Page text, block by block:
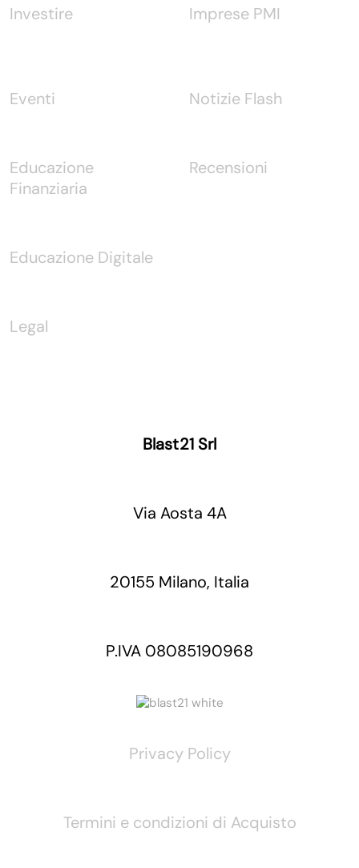
Investire Imprese PMI
Eventi
Educazione
Finanziaria
Educazione Digitale
Legal
Notizie Flash
Recensioni
Blast21 Srl
Via Aosta 4A
20155 Milano, Italia
P.IVA 08085190968
Privacy Policy
Termini e condizioni di Acquisto